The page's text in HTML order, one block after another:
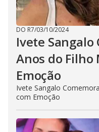
DO R7/03/10/2024
Ivete Sangalo
Anos do Filho
Emoção
Ivete Sangalo
com Emoção